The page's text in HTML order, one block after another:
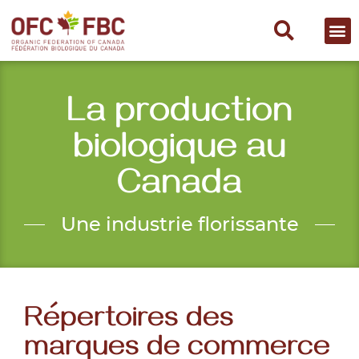
La production
biologique au
Canada
Une industrie florissante
Répertoires des
marques de commerce